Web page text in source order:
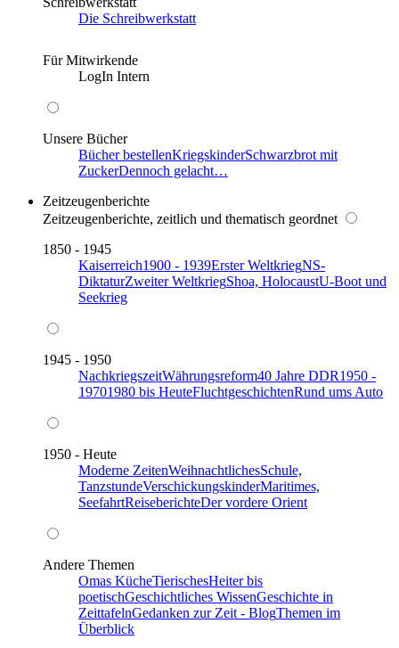
Die Schreibwerkstatt
Für Mitwirkende
LogIn Intern
Unsere Bücher
Bücher bestellenKriegskinderSchwarzbrot mit
ZuckerDennoch gelacht…
Zeitzeugenberichte
Zeitzeugenberichte, zeitlich und thematisch geordnet
1850 - 1945
Kaiserreich1900 - 1939Erster WeltkriegNS-
DiktaturZweiter WeltkriegShoa, HolocaustU-Boot und
Seekrieg
1945 - 1950
NachkriegszeitWährungsreform40 Jahre DDR1950 -
19701980 bis HeuteFluchtgeschichtenRund ums Auto
1950 - Heute
Moderne ZeitenWeihnachtlichesSchule,
TanzstundeVerschickungskinderMaritimes,
SeefahrtReiseberichteDer vordere Orient
Andere Themen
Omas KücheTierischesHeiter bis
poetischGeschichtliches WissenGeschichte in
ZeittafelnGedanken zur Zeit - BlogThemen im
Überblick